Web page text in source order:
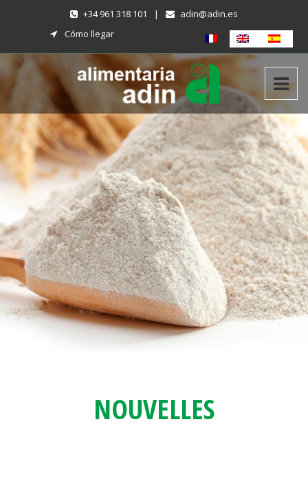
+34 961 318 101 |
adin@adin.es
Cómo llegar
NOUVELLES